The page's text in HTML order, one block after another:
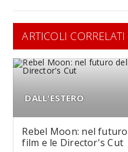
ARTICOLI CORRELATI
DALL'ESTERO
Rebel Moon: nel
film e le Director's Cut